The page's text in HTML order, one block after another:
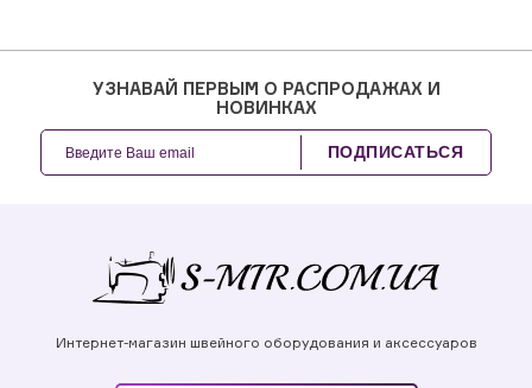
УЗНАВАЙ ПЕРВЫМ О РАСПРОДАЖАХ И
НОВИНКАХ
ПОДПИСАТЬСЯ
Интернет-магазин швейного оборудования и аксессуаров